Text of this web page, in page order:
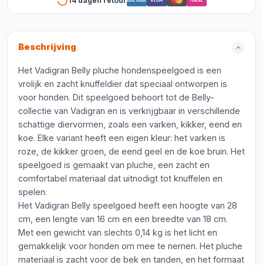
Beschrijving
Het Vadigran Belly pluche hondenspeelgoed is een
vrolijk en zacht knuffeldier dat speciaal ontworpen is
voor honden. Dit speelgoed behoort tot de Belly-
collectie van Vadigran en is verkrijgbaar in verschillende
schattige diervormen, zoals een varken, kikker, eend en
koe. Elke variant heeft een eigen kleur: het varken is
roze, de kikker groen, de eend geel en de koe bruin. Het
speelgoed is gemaakt van pluche, een zacht en
comfortabel materiaal dat uitnodigt tot knuffelen en
spelen.
Het Vadigran Belly speelgoed heeft een hoogte van 28
cm, een lengte van 16 cm en een breedte van 18 cm.
Met een gewicht van slechts 0,14 kg is het licht en
gemakkelijk voor honden om mee te nemen. Het pluche
materiaal is zacht voor de bek en tanden, en het formaat